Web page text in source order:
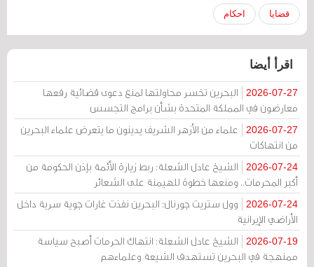
قضايا احكام
اقرأ أيضا
2026-07-27
البحرين تخسر محاولتها لمنع دعوى قضائية رفعها
معارضون في المملكة المتحدة بشأن برامج التجسس
2026-07-27
علماء من الأزهر الشريف يدينون ما يتعرض علماء البحرين
من انتهاكات
2026-07-24
الشيخ عادل الشعلة: ربط زيارة الأئمة بإذن الحكومة من
أكبر المحرمات.. ومنعها خطوة للهيمنة على الشعائر
2026-07-24
وول ستريت جورنال: البحرين نفذت غارات جوية سرية داخل
الأراضي الإيرانية
2026-07-19
الشيخ عادل الشعلة: انتهاك الحرمات أصبح سياسة
ممنهجة في البحرين تستهدف الشيعة وعلماءهم